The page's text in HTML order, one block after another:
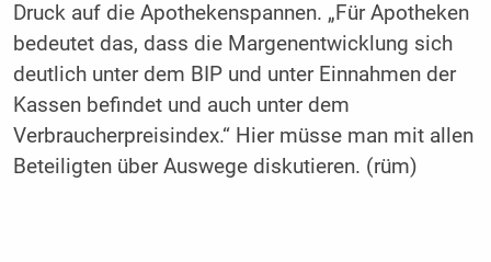
Druck auf die Apothekenspannen. „Für Apotheken
bedeutet das, dass die Margenentwicklung sich
deutlich unter dem BIP und unter Einnahmen der
Kassen befindet und auch unter dem
Verbraucherpreisindex.“ Hier müsse man mit allen
Beteiligten über Auswege diskutieren. (rüm)